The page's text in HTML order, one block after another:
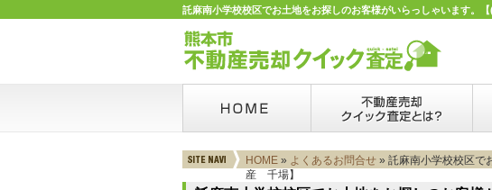
託麻南小学校校区でお土地をお探しのお客様がいらっしゃいます。
HOME » よくあるお問合せ » 託麻南小学校校区で
産 千場】